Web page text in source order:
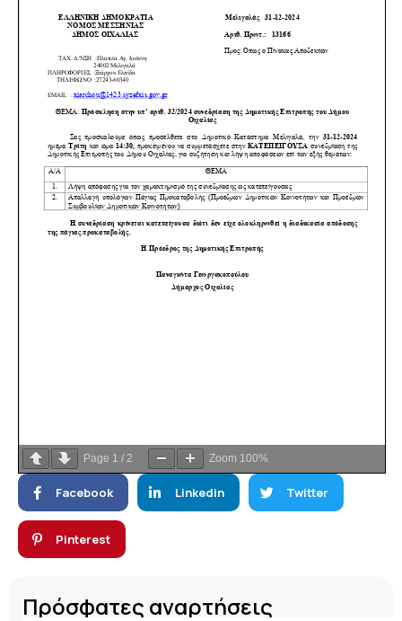
Page 1 / 2 Zoom 100%
Facebook Linkedin Twitter
Pinterest
Πρόσφατες αναρτήσεις